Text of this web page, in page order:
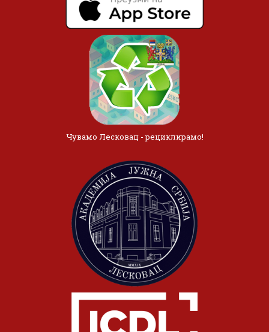
Чувамо Лесковац - рециклирамо!